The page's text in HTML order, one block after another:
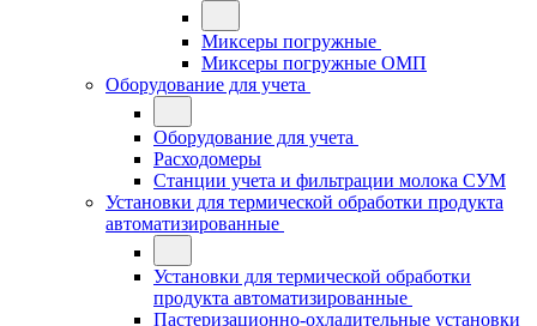
Миксеры погружные
Миксеры погружные ОМП
Оборудование для учета
Оборудование для учета
Расходомеры
Станции учета и фильтрации молока СУМ
Установки для термической обработки продукта
автоматизированные
Установки для термической обработки
продукта автоматизированные
Пастеризационно-охладительные установки